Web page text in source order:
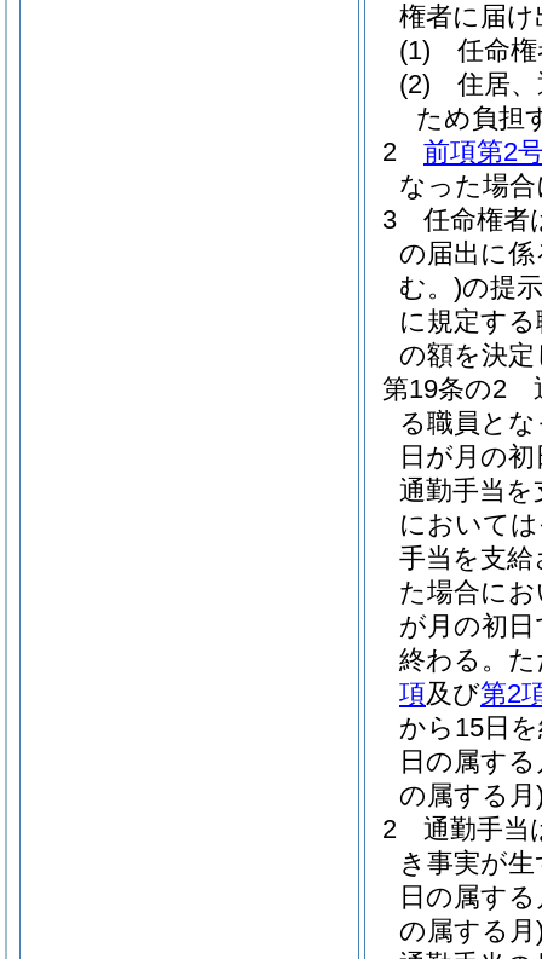
権者に届
(1)
任命
(2)
住居
ため負担
2
前項第2
なった場
3
任命権者
の届出に係
む。)の提
に規定す
の額を決
第19条の2
る職員と
日が月の
通勤手当
において
手当を支
た場合に
が月の初
終わる。
項及び第2
から15日
日の属す
の属する月
2
通勤手当
き事実が
日の属す
の属する月